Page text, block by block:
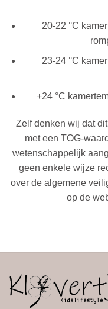
20-22 °C
23-24 °C
+24 °C
Zelf denken wij dat
met een TOG-
wetenschappelijk
geen enkele wijze
over de algemene
op de